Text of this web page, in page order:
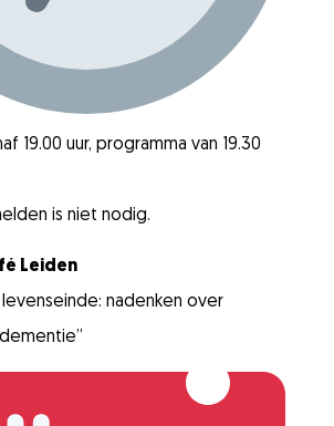
19.00 uur, programma van 19.30
is niet nodig.
Leiden
nadenken over